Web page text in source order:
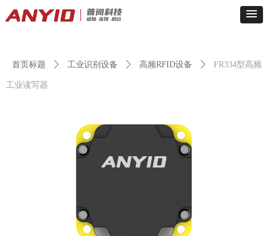
首页标题 ꄲ 工业识别设备 ꄲ 高频RFID设备 ꄲ FR334型高频
工业读写器